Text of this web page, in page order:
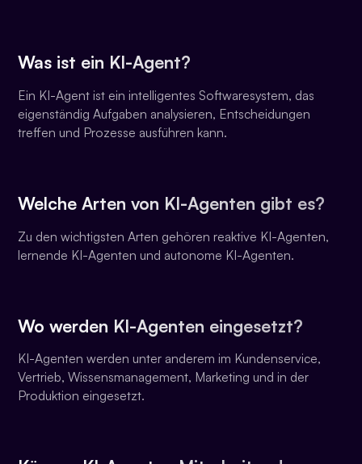
Was ist ein KI-Agent?
Ein KI-Agent ist ein intelligentes Softwaresystem, das
eigenständig Aufgaben analysieren, Entscheidungen
treffen und Prozesse ausführen kann.
Welche Arten von KI-Agenten gibt es?
Zu den wichtigsten Arten gehören reaktive KI-Agenten,
lernende KI-Agenten und autonome KI-Agenten.
Wo werden KI-Agenten eingesetzt?
KI-Agenten werden unter anderem im Kundenservice,
Vertrieb, Wissensmanagement, Marketing und in der
Produktion eingesetzt.